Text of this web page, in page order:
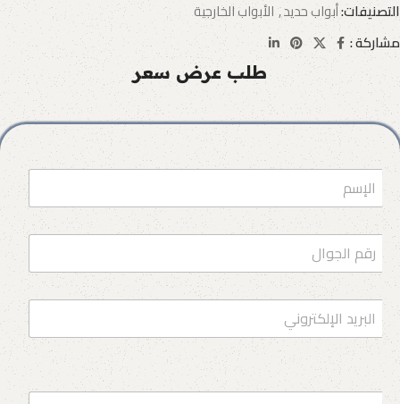
التصنيفات:أبواب حديد, الأبواب الخارجية
مشاركة :
طلب عرض سعر